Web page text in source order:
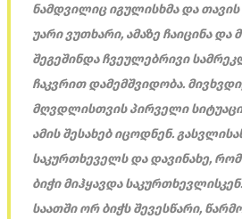
ნამდვილიც იგულისხმა და თავის
უარი ვუთხარი, ამაზე ჩაიცინა და
შეგეშინდა ჩვეულებრივი სამ
ჩაკვრით დამემშვიდობა.
მღვდლისთვის პირველი
ამის შესახებ იცოდნენ.
საკურთხეველს და დავინახე,
ბიჭი მიჰყავდა
საათში ორ ბიჭს შევესწარი,